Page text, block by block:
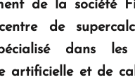
Hyatt Regency
à Dilijan
de la société
de
dans les
artificielle et de